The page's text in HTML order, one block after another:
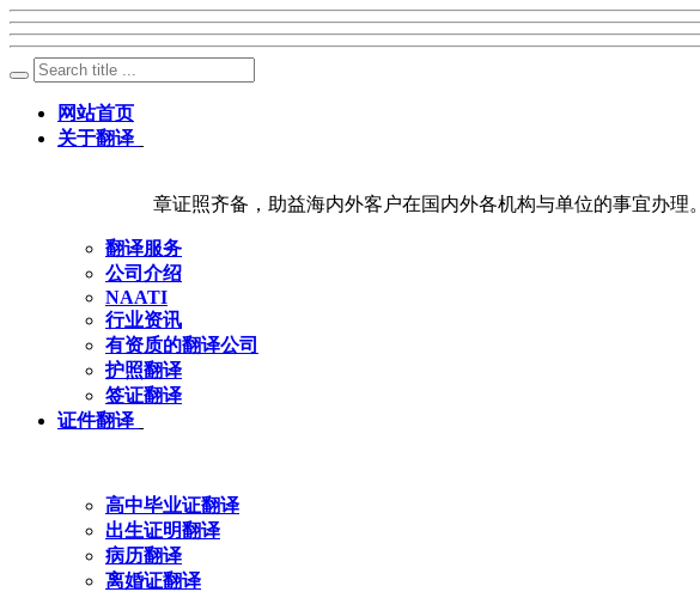
网站首页
关于翻译
章证照齐备，助益海内外客户在国内外各机构与单位的事宜办理。
翻译服务
公司介绍
NAATI
行业资讯
有资质的翻译公司
护照翻译
签证翻译
证件翻译
高中毕业证翻译
出生证明翻译
病历翻译
离婚证翻译